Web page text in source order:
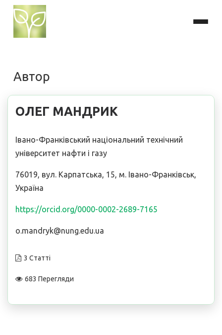
Автор
ОЛЕГ МАНДРИК
Івано-Франківський національний технічний
університет нафти і газу
76019, вул. Карпатська, 15, м. Івано-Франківськ,
Україна
https://orcid.org/0000-0002-2689-7165
o.mandryk@nung.edu.ua
3 Статті
683 Перегляди